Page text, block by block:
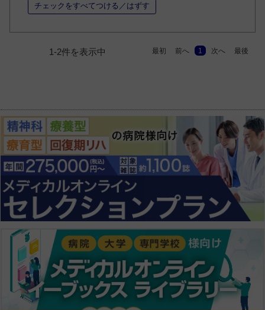
チェックをすべてつける／はずす
1-2件を表示中 最初 前へ 1 次へ 最後